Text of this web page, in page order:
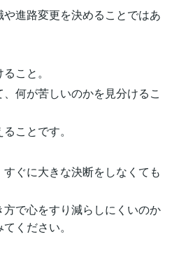
進路変更を決めることではあ
こと。
何が苦しいのかを見分けるこ
ことです。
ぐに大きな決断をしなくても
で心をすり減らしにくいのか
ください。